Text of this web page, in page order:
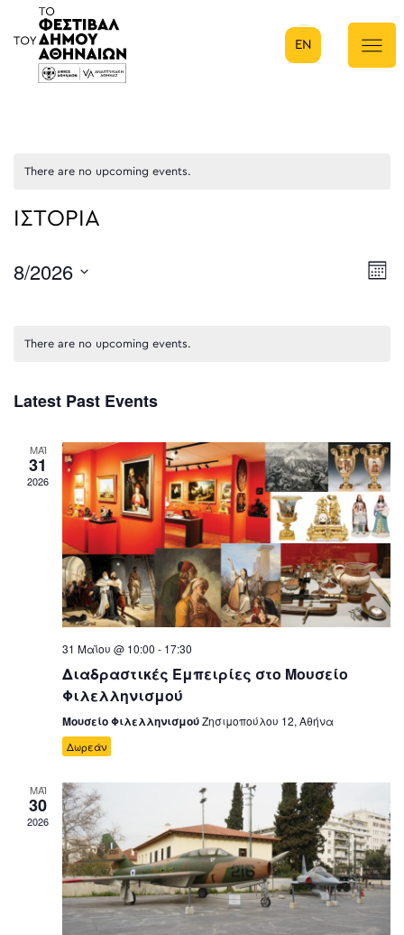
Κύρια πλοήγηση
EN
There are no upcoming events.
ΙΣΤΟΡΙΑ
8/2026
There are no upcoming events.
Latest Past Events
ΜΑΪ
31
2026
31 Μαΐου @ 10:00 - 17:30
Διαδραστικές Εμπειρίες στο Μουσείο
Φιλελληνισμού
Μουσείο ΦιλελληνισμούΖησιμοπούλου 12, Αθήνα
Δωρεάν
ΜΑΪ
30
2026